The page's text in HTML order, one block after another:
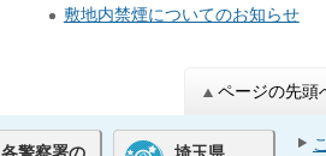
敷地内禁煙についてのお知らせ
ページの先頭